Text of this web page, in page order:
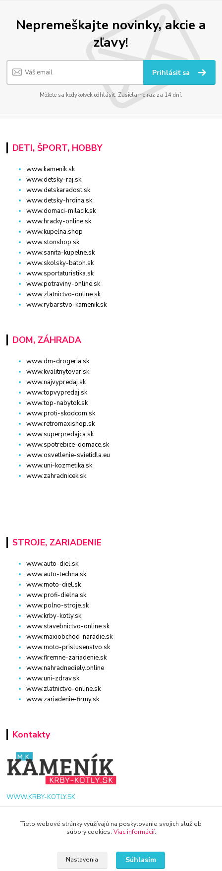
Nepremeškajte novinky, akcie a
zľavy!
Prihlásiť sa
Môžete sa kedykoľvek odhlásiť. Zasielame raz za 14 dní.
DETI, ŠPORT, HOBBY
www.kamenik.sk
www.detsky-raj.sk
www.detskaradost.sk
www.detsky-hrdina.sk
www.domaci-milacik.sk
www.hracky-online.sk
www.kupelna.shop
www.stonshop.sk
www.sanita-kupelne.sk
www.skolsky-batoh.sk
www.sportaturistika.sk
www.potraviny-online.sk
www.zlatnictvo-online.sk
www.rybarstvo-kamenik.sk
DOM, ZÁHRADA
www.dm-drogeria.sk
www.kvalitnytovar.sk
www.najvypredaj.sk
www.topvypredaj.sk
www.top-nabytok.sk
www.proti-skodcom.sk
www.retromaxishop.sk
www.superpredajca.sk
www.spotrebice-domace.sk
www.osvetlenie-svietidla.eu
www.uni-kozmetika.sk
www.zahradnicek.sk
STROJE, ZARIADENIE
www.auto-diel.sk
www.auto-techna.sk
www.moto-diel.sk
www.profi-dielna.sk
www.polno-stroje.sk
www.krby-kotly.sk
www.stavebnictvo-online.sk
www.maxiobchod-naradie.sk
www.moto-prislusenstvo.sk
www.firemne-zariadenie.sk
www.nahradnediely.online
www.uni-zdrav.sk
www.zlatnictvo-online.sk
www.zariadenie-firmy.sk
Kontakty
WWW.KRBY-KOTLY.SK
Tieto webové stránky využívajú na poskytovanie svojich služieb
súbory cookies. Viac informácií.
Nastavenia Súhlasím